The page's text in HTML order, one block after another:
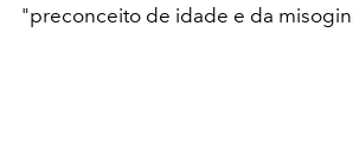
"preconceito de idade e da